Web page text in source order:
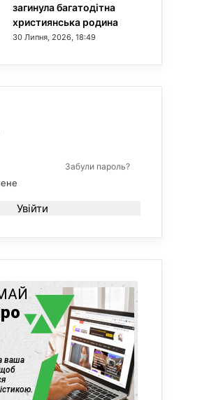
загинула багатодітна
християнська родина
30 Липня, 2026, 18:49
Забули пароль?
Увійти